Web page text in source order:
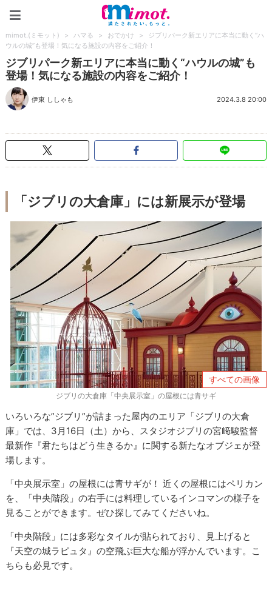
mimot.(ミモット) > ハマる > おでかけ >
ジブリパーク新エリアに本当に動く“ハ
ウルの城”も登場！気になる施設の内容をご紹介！
ジブリパーク新エリアに本当に動く“ハウルの城”も
登場！気になる施設の内容をご紹介！
伊東 ししゃも 2024.3.8 20:00
「ジブリの大倉庫」には新展示が登場
すべての画像
ジブリの大倉庫「中央展示室」の屋根には青サギ
いろいろな”ジブリ”が詰まった屋内のエリア「ジブリの大倉
庫」では、3月16日（土）から、スタジオジブリの宮﨑駿監督
最新作『君たちはどう生きるか』に関する新たなオブジェが登
場します。
「中央展示室」の屋根には青サギが！ 近くの屋根にはペリカン
を、「中央階段」の右手には料理しているインコマンの様子を
見ることができます。ぜひ探してみてくださいね。
「中央階段」には多彩なタイルが貼られており、見上げると
『天空の城ラピュタ』の空飛ぶ巨大な船が浮かんでいます。こ
ちらも必見です。